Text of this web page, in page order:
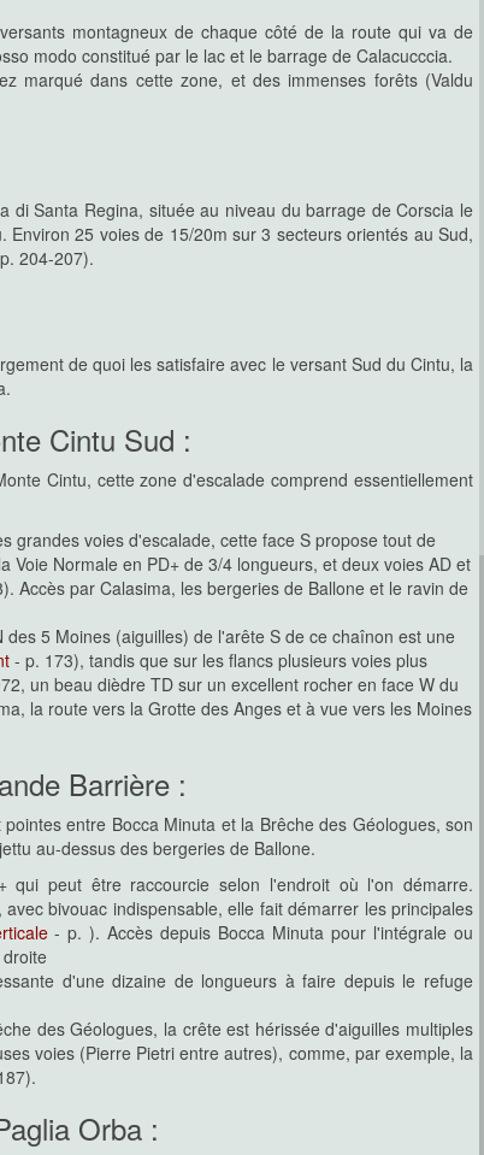
concerne l'escalade, d'un très
offre aux alpinistes et aux
la moins fréquentée et la
du Verghjellu offre peu de
site d'escalade de cette
de grimpeurs ajacciens qui s'y
de Vizzavona, Monte d'Oru et
mais l'alpinisme y reste fort
montagneux de chaque côté de la route qui va de
modo constitué par le lac et le barrage de Calacucccia.
marqué dans cette zone, et des immenses forêts (Valdu
di Santa Regina, située au niveau du barrage de Corscia le
25 voies de 15/20m sur 3 secteurs orientés au Sud,
p. 204-207).
de quoi les satisfaire avec le versant Sud du Cintu, la
Cintu Sud :
Cintu, cette zone d'escalade comprend essentiellement
grandes voies d'escalade, cette face S propose tout de
Voie Normale en PD+ de 3/4 longueurs, et deux voies AD et
Accès par Calasima, les bergeries de Ballone et le ravin de
5 Moines (aiguilles) de l'arête S de ce chaînon est une
- p. 173), tandis que sur les flancs plusieurs voies plus
un beau dièdre TD sur un excellent rocher en face W du
la route vers la Grotte des Anges et à vue vers les Moines
Barrière :
entre Bocca Minuta et la Brêche des Géologues, son
au-dessus des bergeries de Ballone.
qui peut être raccourcie selon l'endroit où l'on démarre.
bivouac indispensable, elle fait démarrer les principales
- p. ). Accès depuis Bocca Minuta pour l'intégrale ou
d'une dizaine de longueurs à faire depuis le refuge
des Géologues, la crête est hérissée d'aiguilles multiples
voies (Pierre Pietri entre autres), comme, par exemple, la
Orba :